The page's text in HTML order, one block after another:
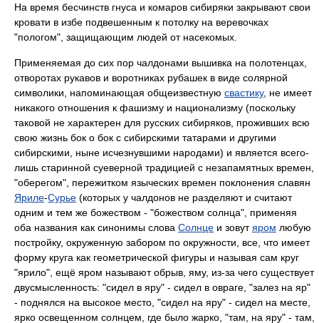
На время бесчинств гнуса и комаров сибиряки закрывают свои
кровати в избе подвешенным к потолку на веревочках
"пологом", защищающим людей от насекомых.
Применяемая до сих пор чалдонами вышивка на полотенцах,
отворотах рукавов и воротниках рубашек в виде солярной
символики, напоминающая общеизвестную свастику, не имеет
никакого отношения к фашизму и национализму (поскольку
таковой не характерен для русских сибиряков, проживших всю
свою жизнь бок о бок с сибирскими татарами и другими
сибирскими, ныне исчезнувшими народами) и является всего-
лишь старинной суеверной традицией с незапамятных времен,
"оберегом", пережитком языческих времен поклонения славян
Яриле-Сурье (которых у чалдонов не разделяют и считают
одним и тем же божеством - "божеством солнца", применяя
оба названия как синонимы слова Солнце и зовутяром любую
постройку, окруженную забором по окружности, все, что имеет
форму круга как геометрической фигуры и называя сам круг
"ярило", ещё яром называют обрыв, яму, из-за чего существует
двусмысленность: "сидел в яру" - сидел в овраге, "залез на яр"
- поднялся на высокое место, "сидел на яру" - сидел на месте,
ярко освещенном солнцем, где было жарко, "там, на яру" - там,